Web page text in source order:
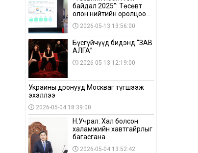
байдал 2025”: Төсөвт
олон нийтийн оролцоо
бага байна
2026-05-13 13:56:00
Бүсгүйчүүд бидэнд “ЗАВ
АЛГА”
2026-05-13 12:19:00
Украины дронууд Москваг түгшээж
эхэллээ
2026-05-04 18:39:00
Н.Учрал: Хал болсон
халамжийн хавтгайрлыг
багасгана
2026-05-04 13:52:42